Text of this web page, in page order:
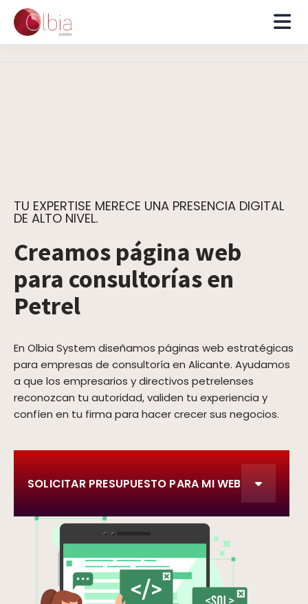
TU EXPERTISE MERECE UNA PRESENCIA DIGITAL
DE ALTO NIVEL.
Creamos página web
para consultorías en
Petrel
En Olbia System diseñamos páginas web estratégicas
para empresas de consultoría en Alicante. Ayudamos
a que los empresarios y directivos petrelenses
reconozcan tu autoridad, validen tu experiencia y
confíen en tu firma para hacer crecer sus negocios.
SOLICITAR PRESUPUESTO PARA MI WEB